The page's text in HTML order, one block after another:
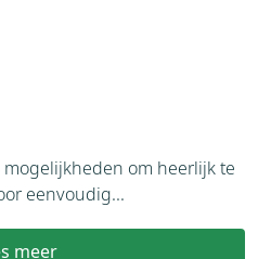
om heerlijk te
eenvoudig...
meer